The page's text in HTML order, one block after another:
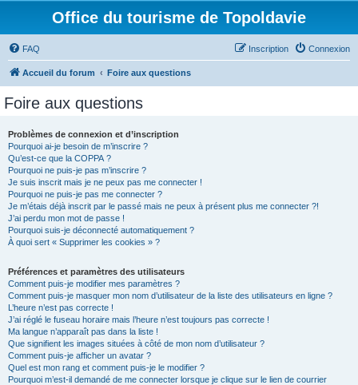
Office du tourisme de Topoldavie
FAQ Connexion
Inscription
Accueil du forum Foire aux questions
Foire aux questions
Problèmes de connexion et d’inscription
Pourquoi ai-je besoin de m’inscrire ?
Qu’est-ce que la COPPA ?
Pourquoi ne puis-je pas m’inscrire ?
Je suis inscrit mais je ne peux pas me connecter !
Pourquoi ne puis-je pas me connecter ?
Je m’étais déjà inscrit par le passé mais ne peux à présent plus me connecter ?!
J’ai perdu mon mot de passe !
Pourquoi suis-je déconnecté automatiquement ?
À quoi sert « Supprimer les cookies » ?
Préférences et paramètres des utilisateurs
Comment puis-je modifier mes paramètres ?
Comment puis-je masquer mon nom d’utilisateur de la liste des utilisateurs en ligne ?
L’heure n’est pas correcte !
J’ai réglé le fuseau horaire mais l’heure n’est toujours pas correcte !
Ma langue n’apparaît pas dans la liste !
Que signifient les images situées à côté de mon nom d’utilisateur ?
Comment puis-je afficher un avatar ?
Quel est mon rang et comment puis-je le modifier ?
Pourquoi m’est-il demandé de me connecter lorsque je clique sur le lien de courrier